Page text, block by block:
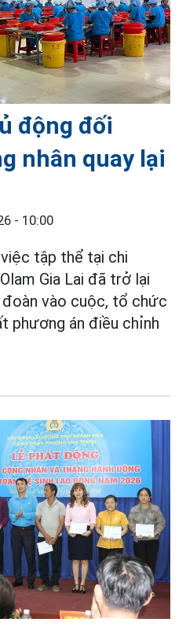
động đối
nhân quay lại
- 10:00
tập thể tại chi
Gia Lai đã trở lại
đoàn vào cuộc, tổ chức
phương án điều chỉnh